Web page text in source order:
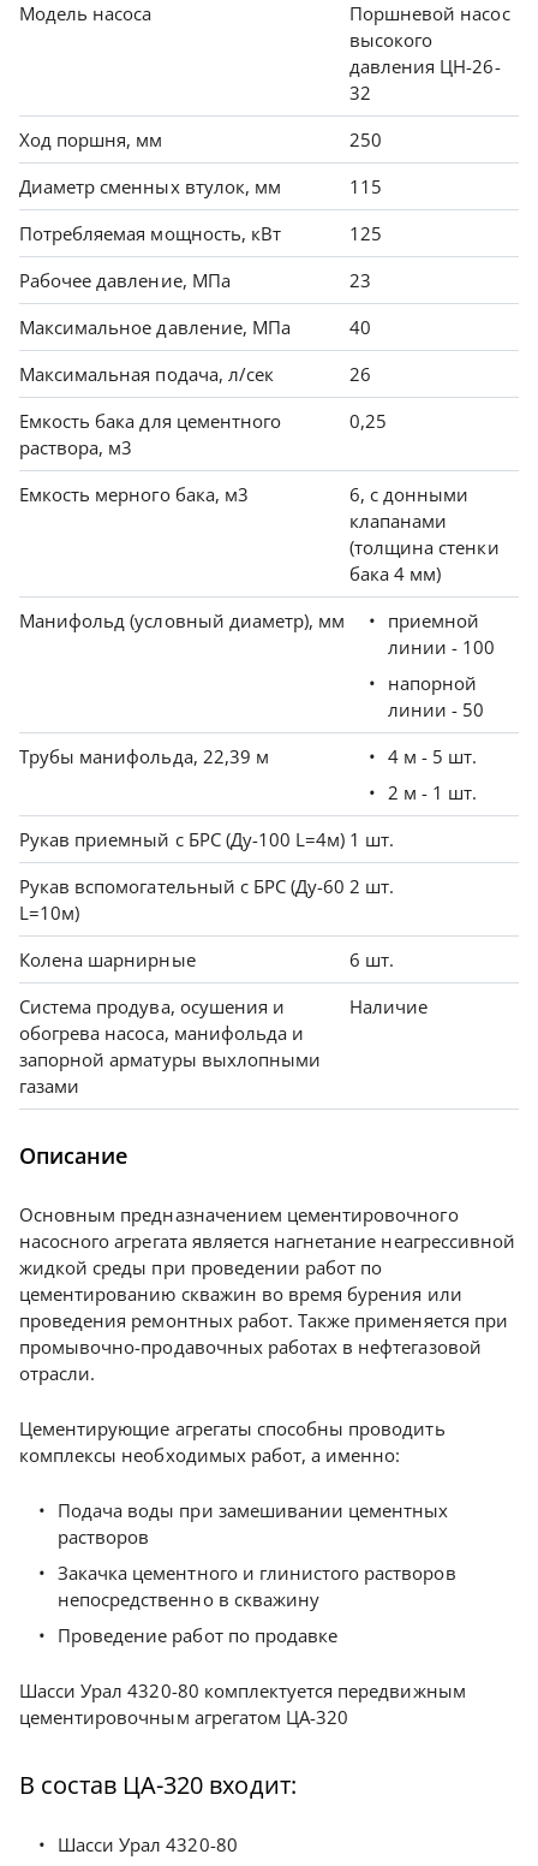
Модель насоса
Поршневой насос
высокого
давления ЦН-26-
32
Ход поршня, мм
250
Диаметр сменных втулок, мм
115
Потребляемая мощность, кВт
125
Рабочее давление, МПа
23
Максимальное давление, МПа
40
Максимальная подача, л/сек
26
Емкость бака для цементного
раствора, м3
0,25
Емкость мерного бака, м3
6, с донными
клапанами
(толщина стенки
бака 4 мм)
Манифольд (условный диаметр), мм
приемной
линии - 100
напорной
линии - 50
Трубы манифольда, 22,39 м
4 м - 5 шт.
2 м - 1 шт.
Рукав приемный с БРС (Ду-100 L=4м) 1 шт.
Рукав вспомогательный c БРС (Ду-60
L=10м)
2 шт.
Колена шарнирные
6 шт.
Система продува, осушения и
обогрева насоса, манифольда и
запорной арматуры выхлопными
газами
Наличие
Описание
Основным предназначением цементировочного
насосного агрегата является нагнетание неагрессивной
жидкой среды при проведении работ по
цементированию скважин во время бурения или
проведения ремонтных работ. Также применяется при
промывочно-продавочных работах в нефтегазовой
отрасли.
Цементирующие агрегаты способны проводить
комплексы необходимых работ, а именно:
Подача воды при замешивании цементных
растворов
Закачка цементного и глинистого растворов
непосредственно в скважину
Проведение работ по продавке
Шасси Урал 4320-80 комплектуется передвижным
цементировочным агрегатом ЦА-320
В состав ЦА-320 входит:
Шасси Урал 4320-80